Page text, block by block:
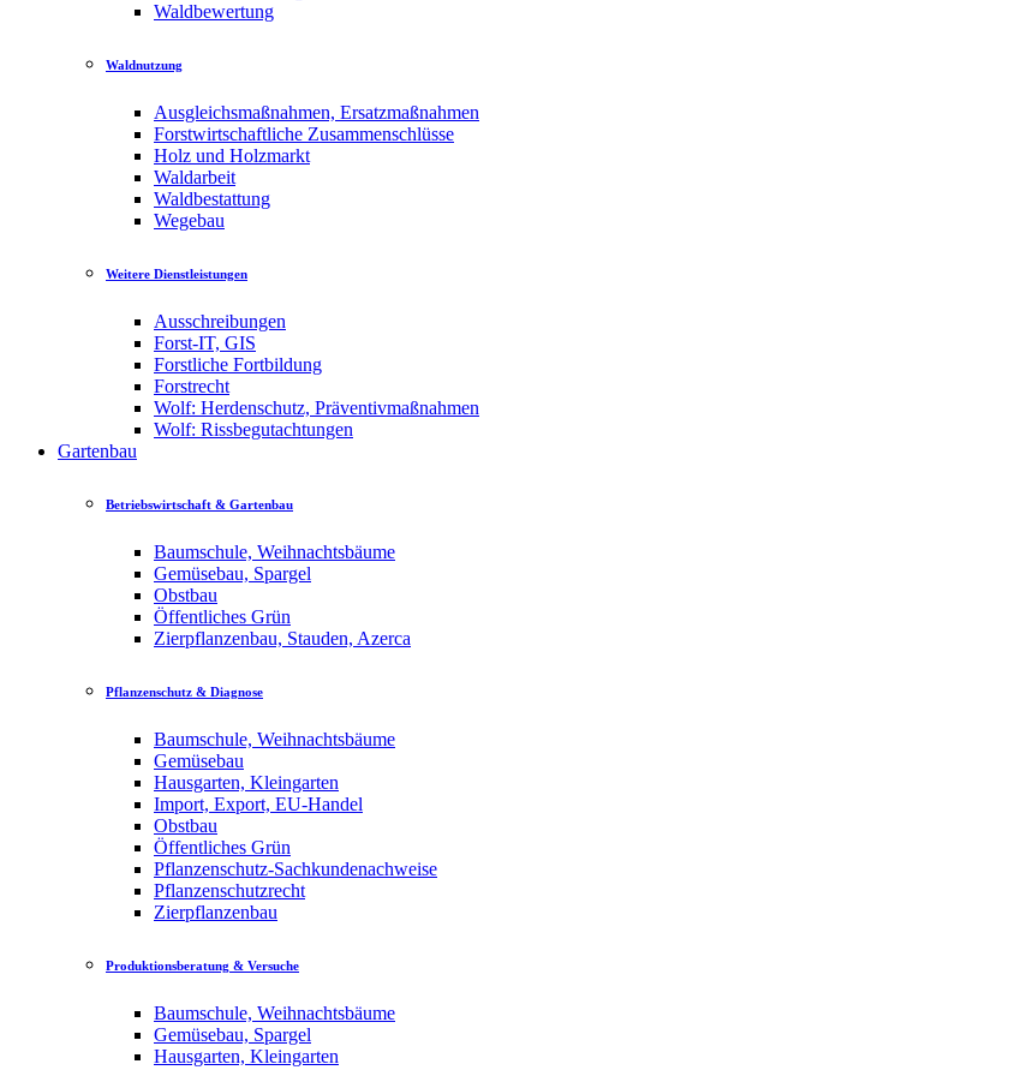
Waldbewertung
Waldnutzung
Ausgleichsmaßnahmen, Ersatzmaßnahmen
Forstwirtschaftliche Zusammenschlüsse
Holz und Holzmarkt
Waldarbeit
Waldbestattung
Wegebau
Weitere Dienstleistungen
Ausschreibungen
Forst-IT, GIS
Forstliche Fortbildung
Forstrecht
Wolf: Herdenschutz, Präventivmaßnahmen
Wolf: Rissbegutachtungen
Gartenbau
Betriebswirtschaft & Gartenbau
Baumschule, Weihnachtsbäume
Gemüsebau, Spargel
Obstbau
Öffentliches Grün
Zierpflanzenbau, Stauden, Azerca
Pflanzenschutz & Diagnose
Baumschule, Weihnachtsbäume
Gemüsebau
Hausgarten, Kleingarten
Import, Export, EU-Handel
Obstbau
Öffentliches Grün
Pflanzenschutz-Sachkundenachweise
Pflanzenschutzrecht
Zierpflanzenbau
Produktionsberatung & Versuche
Baumschule, Weihnachtsbäume
Gemüsebau, Spargel
Hausgarten, Kleingarten